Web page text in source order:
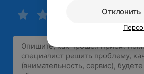
Отклонить